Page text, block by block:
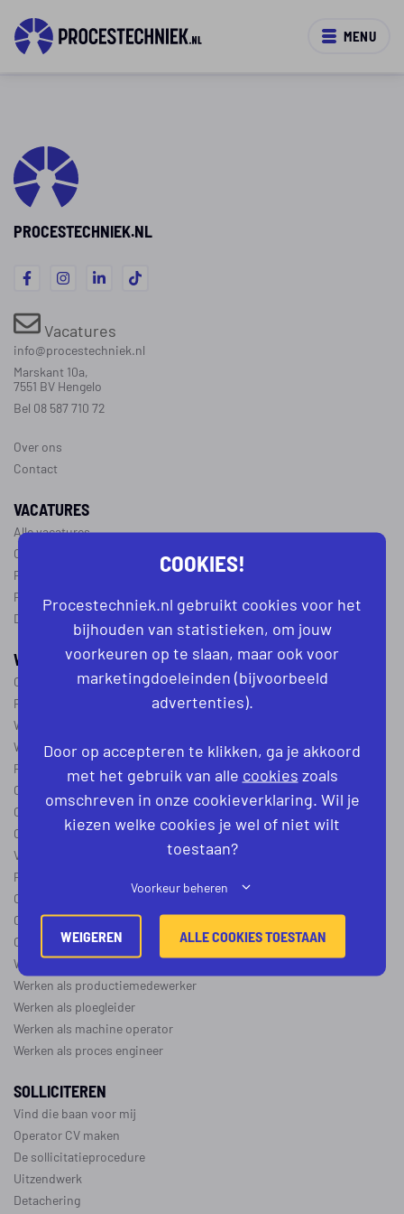
MENU
PROCESTECHNIEK.NL
Vacatures
info@procestechniek.nl
Marskant 10a,
7551 BV Hengelo
Bel 08 587 710 72
Over ons
Contact
VACATURES
Alle vacatures
Operator vacatures
Productiemedewerker vacatures
Ploegleider vacatures
Dagdienst vacatures
WERKEN IN DE PROCESTECHNIEK
Over de procestechniek
Ploegendienst
Wat is een procesoperator
Werken als procesoperator
Procesoperator in de
chemie, voedingsindustrie, farmacie
Operator A
Operator B
Operator C
Verschil operator A, B en C
Procesoperator salaris
Operator opleidingen
–vapro
Over de maakindustrie
Over de procesindustrie
Werken als monteur
Werken als productiemedewerker
Werken als ploegleider
Werken als machine operator
Werken als proces engineer
SOLLICITEREN
Vind die baan voor mij
Operator CV maken
De sollicitatieprocedure
Uitzendwerk
Detachering
COOKIES!
Procestechniek.nl gebruikt cookies voor het
bijhouden van statistieken, om jouw
voorkeuren op te slaan, maar ook voor
marketingdoeleinden (bijvoorbeeld
advertenties).
Door op accepteren te klikken, ga je akkoord
met het gebruik van alle cookies zoals
omschreven in onze cookieverklaring. Wil je
kiezen welke cookies je wel of niet wilt
toestaan?
Voorkeur beheren
WEIGEREN ALLE COOKIES TOESTAAN